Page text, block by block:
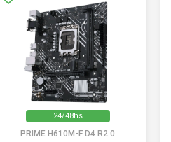
24/48hs
PRIME H610M-F D4 R2.0